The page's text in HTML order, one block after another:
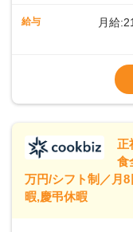
なDX（デジタルトラ
います。私たちは、
に合わせた柔軟な勤
います。
給与 月給
※残
※経
給
正
食
万円/シフト制／月
暇,慶弔休暇